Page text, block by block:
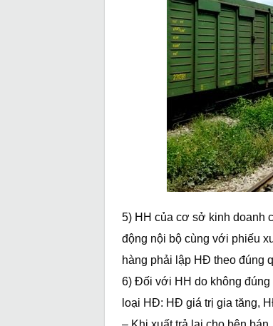
5) HH của cơ sở kinh doanh
động nội bộ cùng với phiếu
hàng phải lập HĐ theo đúng
6) Đối với HH do không
loại HĐ: HĐ giá trị gia tăng,